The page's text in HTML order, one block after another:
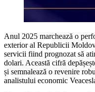
Anul 2025 marchează o
exterior al Republicii
servicii fiind prognozat să
dolari. Această cifră
și semnalează o revenire
analistului economic